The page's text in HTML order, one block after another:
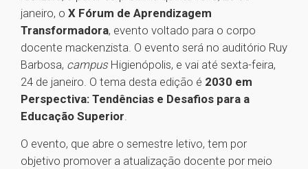
janeiro, o X Fórum de Aprendizagem
Transformadora, evento voltado para o corpo
docente mackenzista. O evento será no auditório Ruy
Barbosa, campus Higienópolis, e vai até sexta-feira,
24 de janeiro. O tema desta edição é 2030 em
Perspectiva: Tendências e Desafios para a
Educação Superior.
O evento, que abre o semestre letivo, tem por
objetivo promover a atualização docente por meio